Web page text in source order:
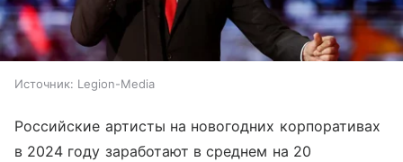
Источник: Legion-Media
Российские артисты на новогодних корпоративах
в 2024 году заработают в среднем на 20